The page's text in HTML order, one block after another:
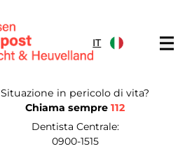
IT
Situazione in pericolo di vita?
Chiama sempre112
Dentista Centrale:
0900-1515